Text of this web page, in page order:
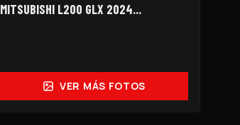
MITSUBISHI L200 GLX 2024...
VER MÁS FOTOS